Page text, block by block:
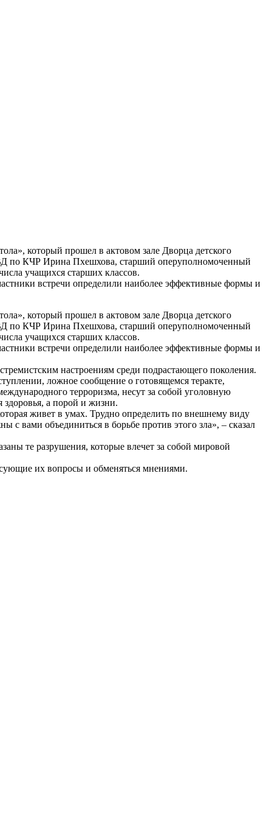
который прошел в актовом зале Дворца детского
по КЧР Ирина Пхешхова, старший оперуполномоченный
учащихся старших классов.
встречи определили наиболее эффективные формы и
который прошел в актовом зале Дворца детского
по КЧР Ирина Пхешхова, старший оперуполномоченный
учащихся старших классов.
встречи определили наиболее эффективные формы и
настроениям среди подрастающего поколения.
ложное сообщение о готовящемся теракте,
терроризма, несут за собой уголовную
а порой и жизни.
живет в умах. Трудно определить по внешнему виду
с вами объединиться в борьбе против этого зла», – сказал
те разрушения, которые влечет за собой мировой
их вопросы и обменяться мнениями.